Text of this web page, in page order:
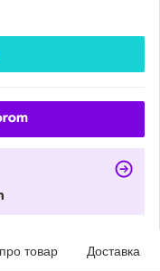
товар Доставка